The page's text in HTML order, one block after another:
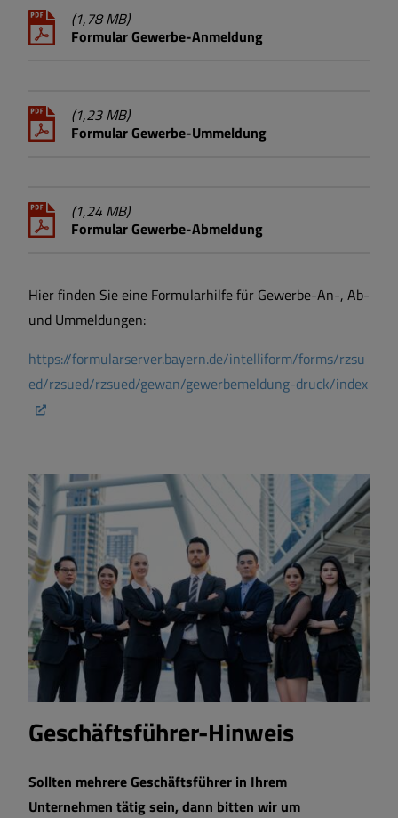
(1,78 MB)
Formular Gewerbe-Anmeldung
(1,23 MB)
Formular Gewerbe-Ummeldung
(1,24 MB)
Formular Gewerbe-Abmeldung
Hier finden Sie eine Formularhilfe für Gewerbe-An-, Ab-
und Ummeldungen:
https://formularserver.bayern.de/intelliform/forms/rzsu
ed/rzsued/rzsued/gewan/gewerbemeldung-druck/index
Geschäftsführer-Hinweis
Sollten mehrere Geschäftsführer in Ihrem
Unternehmen tätig sein, dann bitten wir um